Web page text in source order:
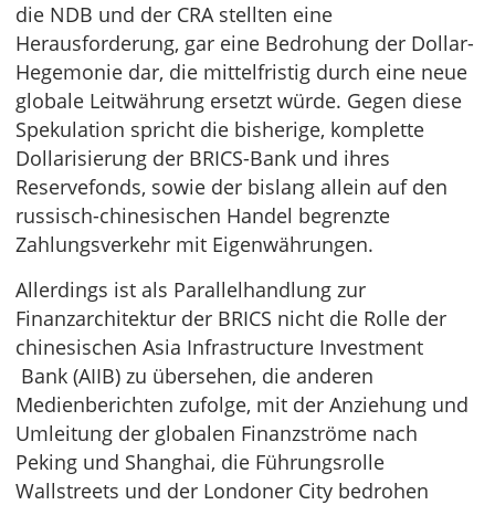
die NDB und der CRA stellten eine
Herausforderung, gar eine Bedrohung der Dollar-
Hegemonie dar, die mittelfristig durch eine neue
globale Leitwährung ersetzt würde. Gegen diese
Spekulation spricht die bisherige, komplette
Dollarisierung der BRICS-Bank und ihres
Reservefonds, sowie der bislang allein auf den
russisch-chinesischen Handel begrenzte
Zahlungsverkehr mit Eigenwährungen.
Allerdings ist als Parallelhandlung zur
Finanzarchitektur der BRICS nicht die Rolle der
chinesischen Asia Infrastructure Investment
Bank (AIIB) zu übersehen, die anderen
Medienberichten zufolge, mit der Anziehung und
Umleitung der globalen Finanzströme nach
Peking und Shanghai, die Führungsrolle
Wallstreets und der Londoner City bedrohen